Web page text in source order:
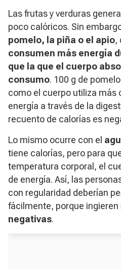
Las frutas y verduras
poco calóricos. Sin
pomelo, la piña o el apio,
consumen más energía
que la que el cuerpo
consumo. 100 g de
como el cuerpo utiliza más
energía a través de la
recuento de calorías es
Lo mismo ocurre con el
tiene calorías, pero para
temperatura corporal, el
de energía. Así, las
con regularidad deberían
fácilmente, porque
negativas.